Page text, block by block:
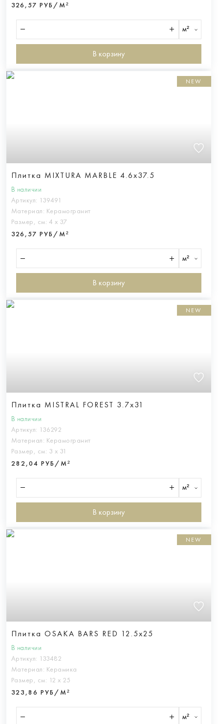
326,57 РУБ/М²
м²
В корзину
NEW
Плитка MIXTURA MARBLE 4.6x37.5
В наличии
Артикул: 139491
Материал: Керамогранит
Размер, см: 4 х 37
326,57 РУБ/М²
м²
В корзину
NEW
Плитка MISTRAL FOREST 3.7x31
В наличии
Артикул: 136292
Материал: Керамогранит
Размер, см: 3 х 31
282,04 РУБ/М²
м²
В корзину
NEW
Плитка OSAKA BARS RED 12.5x25
В наличии
Артикул: 133482
Материал: Керамика
Размер, см: 12 х 25
323,86 РУБ/М²
м²